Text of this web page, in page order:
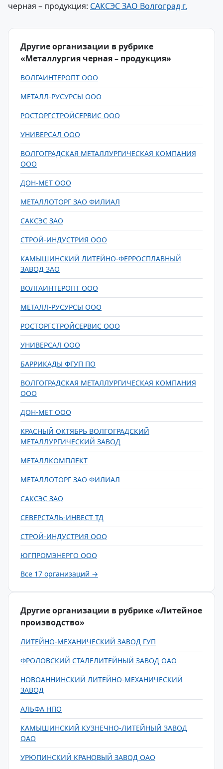
черная – продукция: САКСЭС ЗАО Волгоград г.
Другие организации в рубрике
«Металлургия черная – продукция»
ВОЛГАИНТЕРОПТ ООО
МЕТАЛЛ-РУСУРСЫ ООО
РОСТОРГСТРОЙСЕРВИС ООО
УНИВЕРСАЛ ООО
ВОЛГОГРАДСКАЯ МЕТАЛЛУРГИЧЕСКАЯ КОМПАНИЯ
ООО
ДОН-МЕТ ООО
МЕТАЛЛОТОРГ ЗАО ФИЛИАЛ
САКСЭС ЗАО
СТРОЙ-ИНДУСТРИЯ ООО
КАМЫШИНСКИЙ ЛИТЕЙНО-ФЕРРОСПЛАВНЫЙ
ЗАВОД ЗАО
ВОЛГАИНТЕРОПТ ООО
МЕТАЛЛ-РУСУРСЫ ООО
РОСТОРГСТРОЙСЕРВИС ООО
УНИВЕРСАЛ ООО
БАРРИКАДЫ ФГУП ПО
ВОЛГОГРАДСКАЯ МЕТАЛЛУРГИЧЕСКАЯ КОМПАНИЯ
ООО
ДОН-МЕТ ООО
КРАСНЫЙ ОКТЯБРЬ ВОЛГОГРАДСКИЙ
МЕТАЛЛУРГИЧЕСКИЙ ЗАВОД
МЕТАЛЛКОМПЛЕКТ
МЕТАЛЛОТОРГ ЗАО ФИЛИАЛ
САКСЭС ЗАО
СЕВЕРСТАЛЬ-ИНВЕСТ ТД
СТРОЙ-ИНДУСТРИЯ ООО
ЮГПРОМЭНЕРГО ООО
Все 17 организаций →
Другие организации в рубрике «Литейное
производство»
ЛИТЕЙНО-МЕХАНИЧЕСКИЙ ЗАВОД ГУП
ФРОЛОВСКИЙ СТАЛЕЛИТЕЙНЫЙ ЗАВОД ОАО
НОВОАННИНСКИЙ ЛИТЕЙНО-МЕХАНИЧЕСКИЙ
ЗАВОД
АЛЬФА НПО
КАМЫШИНСКИЙ КУЗНЕЧНО-ЛИТЕЙНЫЙ ЗАВОД
ОАО
УРЮПИНСКИЙ КРАНОВЫЙ ЗАВОД ОАО